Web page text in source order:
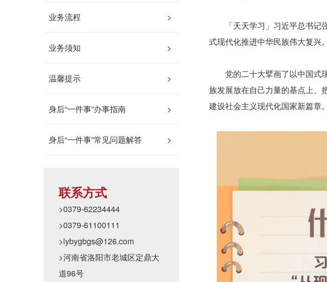
>
业务流程
>
业务须知
>
温馨提示
>
身后“一件事”办事指南
>
身后“一件事”常见问题解答
联系方式
>0379-62234444
>0379-61100111
>lybygbgs@126.com
>河南省洛阳市老城区定鼎大
道96号
「天天学习」习近平总书记强
式现代化推进中华民族伟大复兴
党的二十大擘画了以中国式现
族发展放在自己力量的基点上、
建设社会主义现代化国家新篇章。